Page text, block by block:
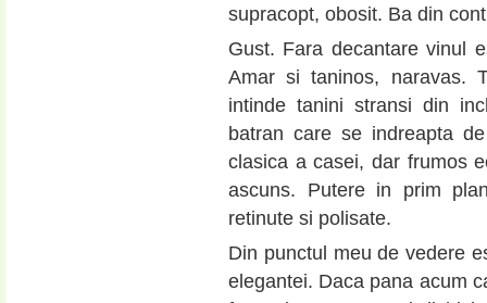
supracopt, obosit. Ba din
Gust. Fara decantare vinul
Amar si taninos, naravas.
intinde tanini stransi din
batran care se indreapta
clasica a casei, dar frumos
ascuns. Putere in prim
retinute si polisate.
Din punctul meu de vedere
elegantei. Daca pana acum